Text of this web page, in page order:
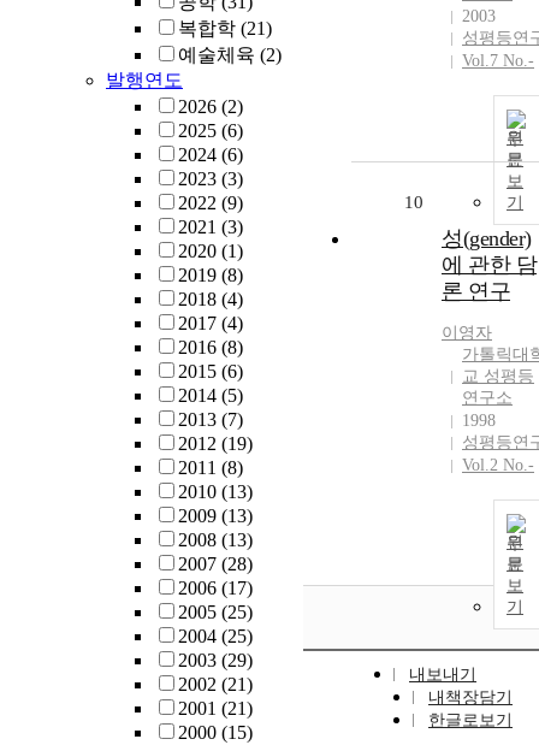
복합학 (21)
예술체육 (2)
발행연도
2026 (2)
2025 (6)
2024 (6)
2023 (3)
2022 (9)
2021 (3)
2020 (1)
2019 (8)
2018 (4)
2017 (4)
2016 (8)
2015 (6)
2014 (5)
2013 (7)
2012 (19)
2011 (8)
2010 (13)
2009 (13)
2008 (13)
2007 (28)
2006 (17)
2005 (25)
2004 (25)
2003 (29)
2002 (21)
2001 (21)
2000 (15)
2003
성평등연
Vol.7 No.-
원
문
보
기
10
성(gender)
에 관한 담
론 연구
이영자
가톨릭대
교 성평등
연구소
1998
성평등연
Vol.2 No.-
원
문
보
기
내보내기
내책장담기
한글로보기